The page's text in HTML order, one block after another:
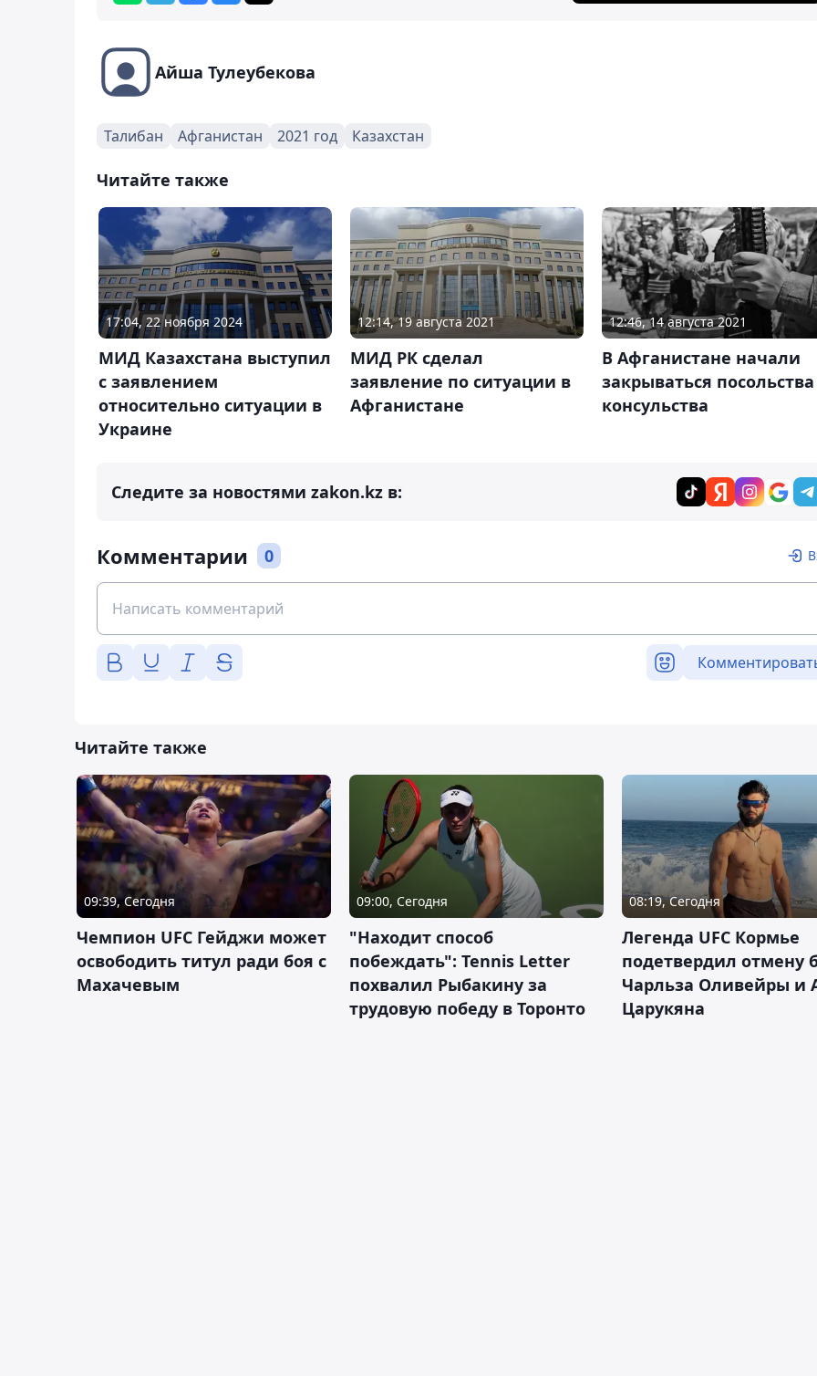
Айша Тулеубекова
Талибан Афганистан 2021 год Казахстан
Читайте также
17:04, 22 ноября 2024
МИД Казахстана выступил
с заявлением
относительно ситуации в
Украине
12:14, 19 августа 2021
МИД РК сделал
заявление по ситуации в
Афганистане
12:46, 14 августа 2021
В Афганистане начали
закрываться
консульства
Следите за новостями zakon.kz в:
Комментарии 0
Читайте также
09:39, Сегодня
Чемпион UFC Гейджи может
освободить титул ради боя с
Махачевым
09:00, Сегодня
"Находит способ
побеждать": Tennis Letter
похвалил Рыбакину за
трудовую победу в Торонто
08:19, Сегодня
Легенда UFC Кормье
подетвердил отмену
Чарльза Оливейры и
Царукяна